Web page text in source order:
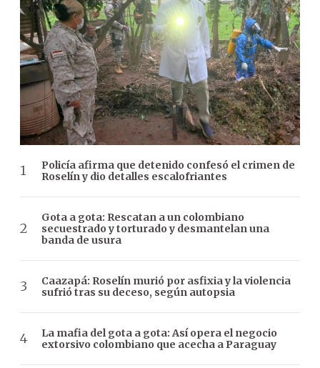
Policía afirma que detenido confesó el crimen de
Roselín y dio detalles escalofriantes
Gota a gota: Rescatan a un colombiano
secuestrado y torturado y desmantelan una
banda de usura
Caazapá: Roselín murió por asfixia y la violencia
sufrió tras su deceso, según autopsia
La mafia del gota a gota: Así opera el negocio
extorsivo colombiano que acecha a Paraguay